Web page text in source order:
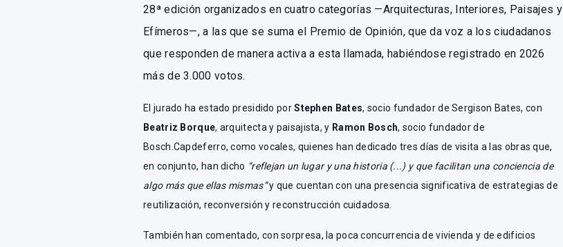
28ª edición organizados en cuatro categorías —Arquitecturas, Interiores, Paisajes y
Efímeros—, a las que se suma el Premio de Opinión, que da voz a los ciudadanos
que responden de manera activa a esta llamada, habiéndose registrado en 2026
más de 3.000 votos.
El jurado ha estado presidido porStephen Bates, socio fundador de Sergison Bates, con
Beatriz Borque, arquitecta y paisajista, y Ramon Bosch, socio fundador de
Bosch.Capdeferro, como vocales, quienes han dedicado tres días de visita a las obras que,
en conjunto, han dicho “reflejan un lugar y una historia (...) y que facilitan una conciencia de
algo más que ellas mismas”y que cuentan con una presencia significativa de estrategias de
reutilización, reconversión y reconstrucción cuidadosa.
También han comentado, con sorpresa, la poca concurrencia de vivienda y de edificios